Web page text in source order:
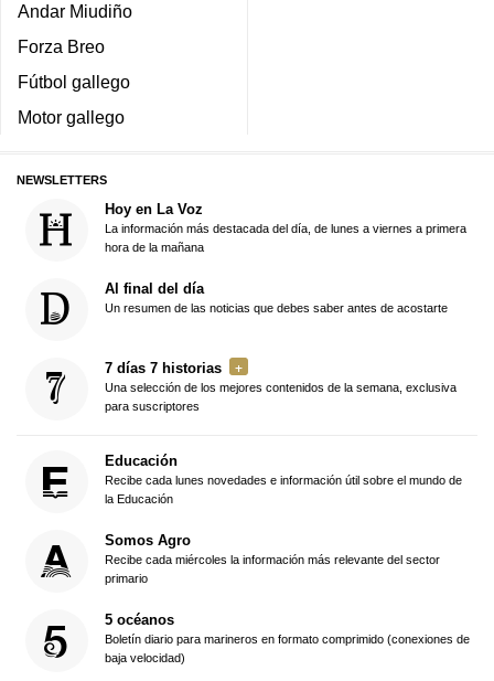
Andar Miudiño
Forza Breo
Fútbol gallego
Motor gallego
NEWSLETTERS
Hoy en La Voz
La información más destacada del día, de lunes a viernes a primera
hora de la mañana
Al final del día
Un resumen de las noticias que debes saber antes de acostarte
7 días 7 historias
Una selección de los mejores contenidos de la semana, exclusiva
para suscriptores
Educación
Recibe cada lunes novedades e información útil sobre el mundo de
la Educación
Somos Agro
Recibe cada miércoles la información más relevante del sector
primario
5 océanos
Boletín diario para marineros en formato comprimido (conexiones de
baja velocidad)